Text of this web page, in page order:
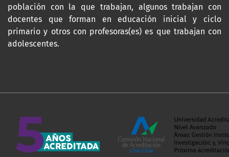
población con la que trabajan, algunos trabajan con
docentes que forman en educación inicial y ciclo
primario y otros con profesoras(es) es que trabajan con
adolescentes.